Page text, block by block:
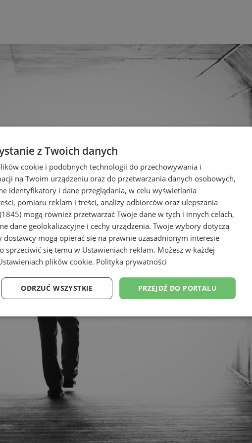
z Twoich danych
cookie i podobnych technologii do przechowywania i
na Twoim urządzeniu oraz do przetwarzania danych osobowych,
identyfikatory i dane przeglądania, w celu wyświetlania
pomiaru reklam i treści, analizy odbiorców oraz ulepszania
mogą również przetwarzać Twoje dane w tych i innych celach,
dane geolokalizacyjne i cechy urządzenia. Twoje wybory dotyczą
dostawcy mogą opierać się na prawnie uzasadnionym interesie
sprzeciwić się temu w Ustawieniach reklam. Możesz w każdej
plików cookie. Polityka prywatności
PRZEJDŹ DO PORTALU
ODRZUĆ WSZYSTKIE
Targetowanie Funkcjonalność Niesklasyfikowane
Targetowanie
z podstawowych funkcji strony internetowej, takich jak logowanie użytkownika i
cookie nie można prawidłowo korzystać ze strony internetowej.
/
Okres
przechowywania
Opis